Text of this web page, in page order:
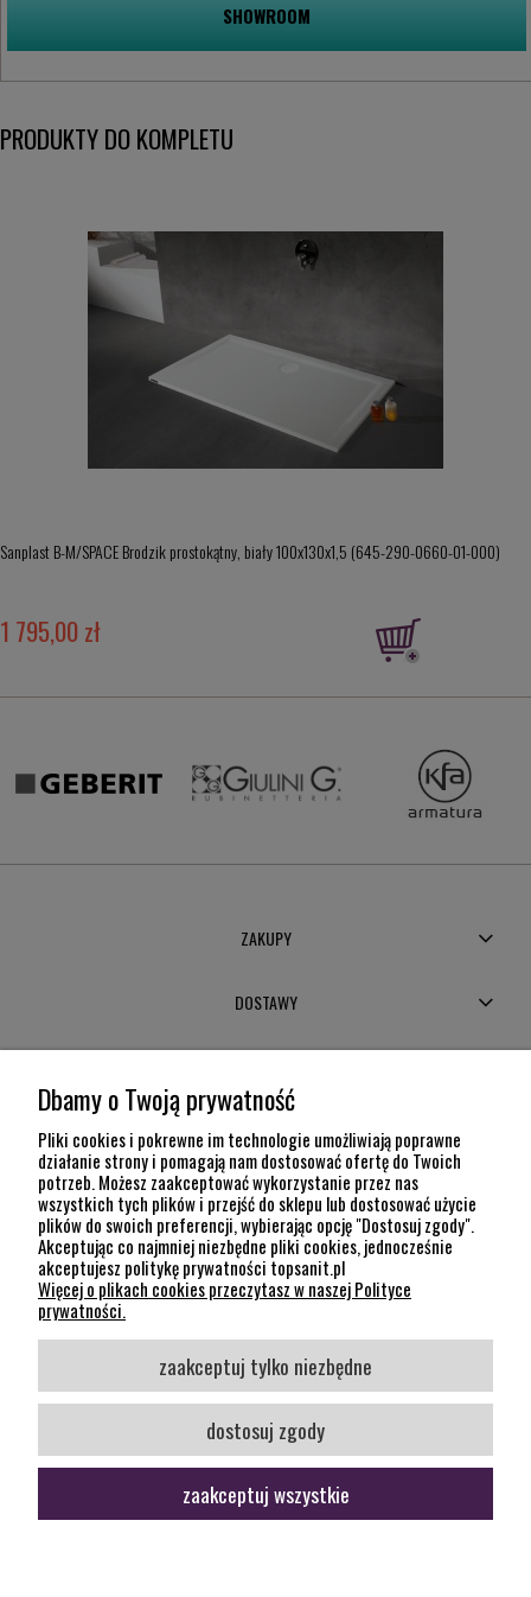
SHOWROOM
PRODUKTY DO KOMPLETU
Sanplast B-M/SPACE Brodzik prostokątny, biały 100x130x1,5 (645-290-0660-01-000)
1 795,00 zł
ZAKUPY
DOSTAWY
POMOC
INFORMACJE
KONTAKT
12 307 26 20
Kraków, 30-704 Na Dołach 8
SOCIAL MEDIA
Śledź nas
pokaż pełną wersję strony
Dbamy o Twoją prywatność
Pliki cookies i pokrewne im technologie umożliwiają poprawne
działanie strony i pomagają nam dostosować ofertę do Twoich
potrzeb. Możesz zaakceptować wykorzystanie przez nas
wszystkich tych plików i przejść do sklepu lub dostosować użycie
plików do swoich preferencji, wybierając opcję "Dostosuj zgody".
Akceptując co najmniej niezbędne pliki cookies, jednocześnie
akceptujesz politykę prywatności topsanit.pl
Więcej o plikach cookies przeczytasz w naszej Polityce
prywatności.
zaakceptuj tylko niezbędne
dostosuj zgody
zaakceptuj wszystkie